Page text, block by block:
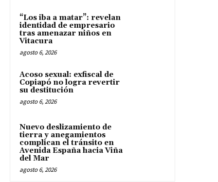
“Los iba a matar”: revelan
identidad de empresario
tras amenazar niños en
Vitacura
agosto 6, 2026
Acoso sexual: exfiscal de
Copiapó no logra revertir
su destitución
agosto 6, 2026
Nuevo deslizamiento de
tierra y anegamientos
complican el tránsito en
Avenida España hacia Viña
del Mar
agosto 6, 2026